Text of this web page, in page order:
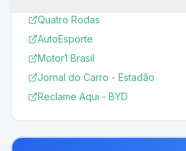
Quatro Rodas
AutoEsporte
Motor1 Brasil
Jornal do Carro - Estadão
Reclame Aqui - BYD